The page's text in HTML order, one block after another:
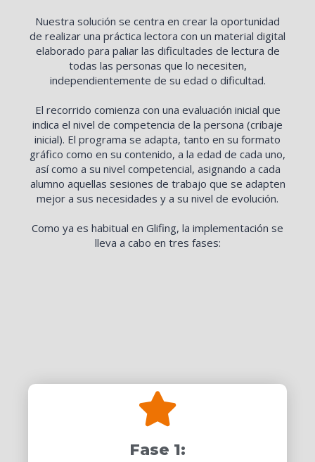
Nuestra solución se centra en crear la oportunidad
de realizar una práctica lectora con un material digital
elaborado para paliar las dificultades de lectura de
todas las personas que lo necesiten,
independientemente de su edad o dificultad.
El recorrido comienza con una evaluación inicial que
indica el nivel de competencia de la persona (cribaje
inicial). El programa se adapta, tanto en su formato
gráfico como en su contenido, a la edad de cada uno,
así como a su nivel competencial, asignando a cada
alumno aquellas sesiones de trabajo que se adapten
mejor a sus necesidades y a su nivel de evolución.
Como ya es habitual en Glifing, la implementación se
lleva a cabo en tres fases:
Fase 1: